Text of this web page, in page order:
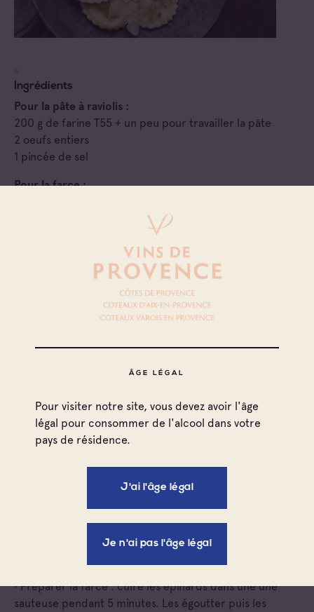
ÂGE LÉGAL
Pour visiter notre site, vous devez avoir l'âge
légal pour consommer de l'alcool dans votre
pays de résidence.
J'ai l'âge légal
Je n'ai pas l'âge légal
Ingrédients
Pour la pâte à raviolis :
200 g de farine T55 + un peu pour travailler la pâte
2 oeufs entiers
1 pincée de sel
Pour la farce :
40 g d’échalotes rissolées
Pour le beurre de sauge :
Une dizaine de feuilles de sauge fraîche
Préparation
• Préparer la pâte : verser la farine dans un saladier,
former un puits au centre, saler et ajouter les oeufs. À
ensuite la pâte avec les mains 5 minutes (sur un plan
fariné, jusqu’à ce qu’elle devienne souple). Filmer au
contact et réserver au frais une heure.
• Préparer la farce : cuire les épinards dans une une
sauteuse pendant 5 minutes. Les égoutter puis les